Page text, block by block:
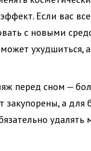
Если вас
с новыми
ухудшиться,
перед сном —
закупорены, а для
удалять